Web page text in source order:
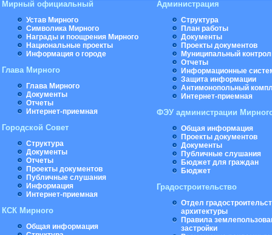
Мирный официальный
Устав Мирного
Символика Мирного
Награды и поощрения Мирного
Национальные проекты
Информация о городе
Глава Мирного
Глава Мирного
Документы
Отчеты
Интернет-приемная
Городской Совет
Структура
Документы
Отчеты
Проекты документов
Публичные слушания
Информация
Интернет-приемная
КСК Мирного
Общая информация
Администрация
Структура
План работы
Документы
Проекты документов
Муниципальный
Отчеты
Информационные
Защита информации
Антимонопольный
Интернет-приемная
ФЭУ администрации
Общая информация
Проекты документов
Документы
Публичные слушания
Бюджет для граждан
Бюджет
Градостроительство
Отдел
архитектуры
Правила
застройки